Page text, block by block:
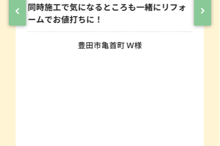
同時施工で気になるところも一緒にリフォ
ームでお値打ちに！
豊田市亀首町 Ｗ様